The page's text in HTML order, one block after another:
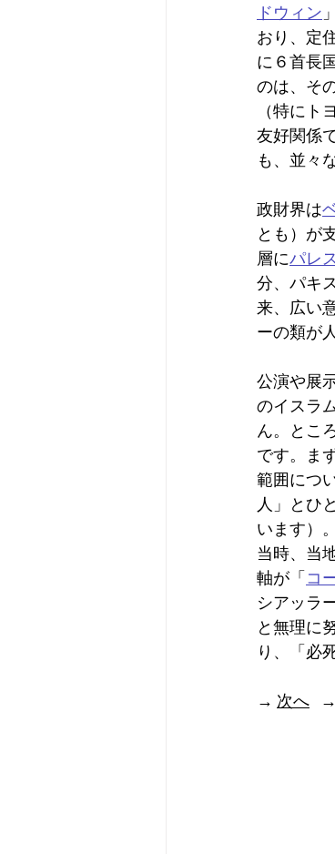
ドウィン
おり、定
に６首長
のは、そ
（特に
友好関係
も、並々
政財界は
とも）が
層にパレ
分、パキ
来、広い
ーの類が
公演や展
のイスラ
ん。とこ
です。ま
範囲につ
人」とひ
います）
当時、当
軸が「コ
シアッラ
と無理に
り、「必
→ 次へ
   →